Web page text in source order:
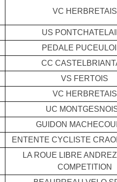
VC HERBRETAIS
US
PEDALE
CC
VS FERTOIS
VC HERBRETAIS
UC
GUIDON
ENTENTE CYCLISTE
LA ROUE LIBRE
COMPETITION